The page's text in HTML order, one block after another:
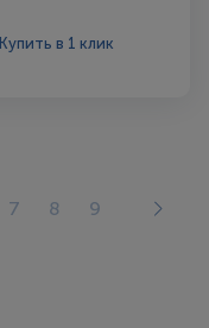
Купить в 1 клик
7 8 9